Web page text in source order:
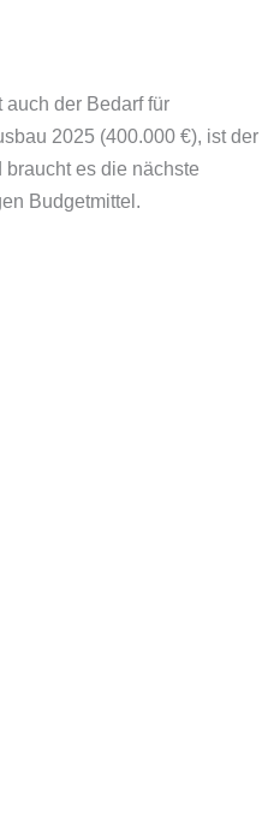
auch der Bedarf für
2025 (400.000 €), ist der
es die nächste
Budgetmittel.